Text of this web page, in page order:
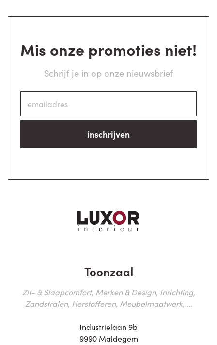
Mis onze promoties niet!
Schrijf je in op onze nieuwsbrief
inschrijven
Toonzaal
Zit- & Slaapcomfort, Merken & Design, Inrichting,
Zandstralen, Herstofferen, Meubelmaatwerk, ...
Industrielaan 9b
9990 Maldegem